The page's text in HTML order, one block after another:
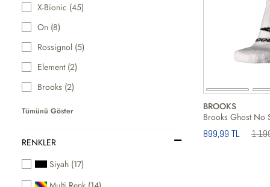
X-Bionic (45)
On (8)
Rossignol (5)
Element (2)
Brooks (2)
Tümünü Göster
RENKLER
Siyah (17)
BROOKS
899,99 TL